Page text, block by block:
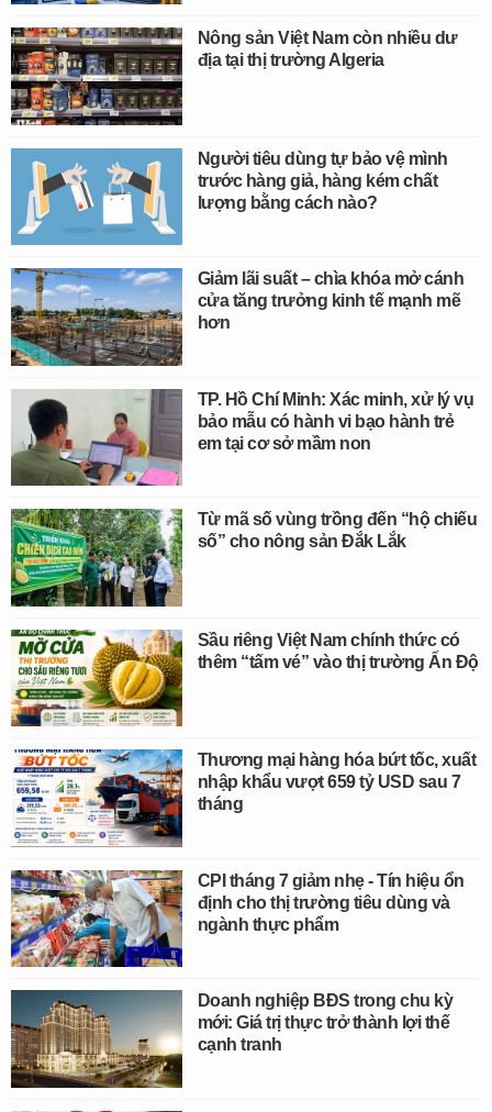
Nông sản Việt Nam còn nhiều dư
địa tại thị trường Algeria
Người tiêu dùng tự bảo vệ mình
trước hàng giả, hàng kém chất
lượng bằng cách nào?
Giảm lãi suất – chìa khóa mở cánh
cửa tăng trưởng kinh tế mạnh mẽ
hơn
TP. Hồ Chí Minh: Xác minh, xử lý vụ
bảo mẫu có hành vi bạo hành trẻ
em tại cơ sở mầm non
Từ mã số vùng trồng đến “hộ chiếu
số” cho nông sản Đắk Lắk
Sầu riêng Việt Nam chính thức có
thêm “tấm vé” vào thị trường Ấn Độ
Thương mại hàng hóa bứt tốc, xuất
nhập khẩu vượt 659 tỷ USD sau 7
tháng
CPI tháng 7 giảm nhẹ - Tín hiệu ổn
định cho thị trường tiêu dùng và
ngành thực phẩm
Doanh nghiệp BĐS trong chu kỳ
mới: Giá trị thực trở thành lợi thế
cạnh tranh